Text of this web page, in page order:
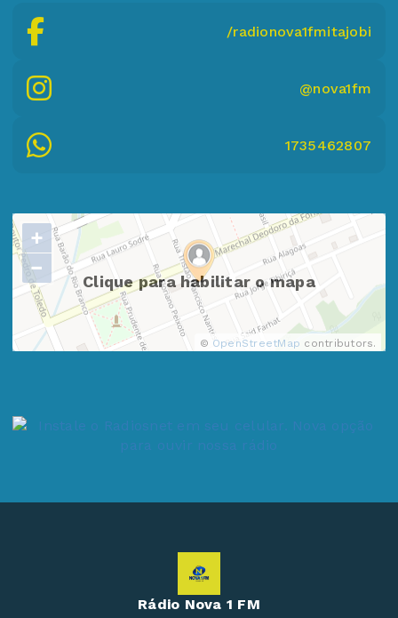
/radionova1fmitajobi
@nova1fm
1735462807
Clique para habilitar o mapa
+
−
© OpenStreetMap contributors.
Rádio Nova 1 FM